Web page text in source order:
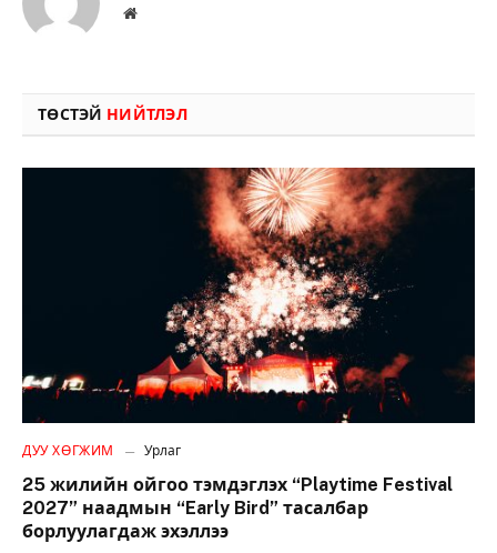
Вэбсайт
ТӨСТЭЙ НИЙТЛЭЛ
ДУУ ХӨГЖИМ Урлаг
25 жилийн ойгоо тэмдэглэх “Playtime Festival
2027” наадмын “Early Bird” тасалбар
борлуулагдаж эхэллээ